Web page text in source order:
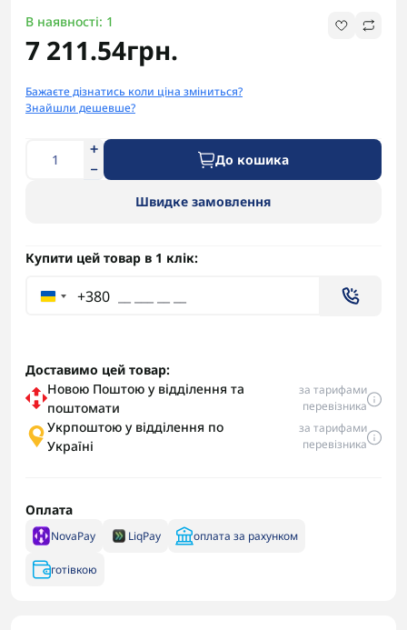
В наявності: 1
7 211.54грн.
Бажаєте дізнатись коли ціна зміниться?
Знайшли дешевше?
До кошика
Швидке замовлення
Купити цей товар в 1 клік:
+380
Доставимо цей товар:
Новою Поштою у відділення та
поштомати
за тарифами
перевізника
Укрпоштою у відділення по
Україні
за тарифами
перевізника
Оплата
NovaPay LiqPay оплата за рахунком
готівкою